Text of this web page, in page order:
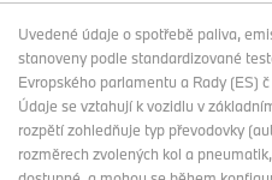
Uvedené údaje o spotřebě paliva,
stanoveny podle standardizované
Evropského parlamentu a Rady (ES)
Údaje se vztahují k vozidlu v
rozpětí zohledňuje typ převodovky
rozměrech zvolených kol a